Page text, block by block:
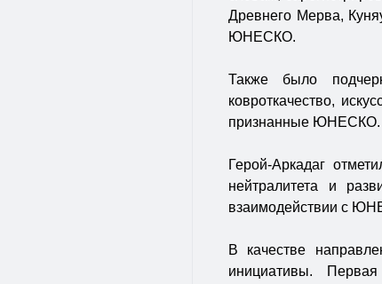
Древнего Мерва,
ЮНЕСКО.
Также было
ковроткачество,
признанные ЮНЕСКО.
Герой-Аркадаг
нейтралитета и
взаимодействии с
В качестве
инициативы.